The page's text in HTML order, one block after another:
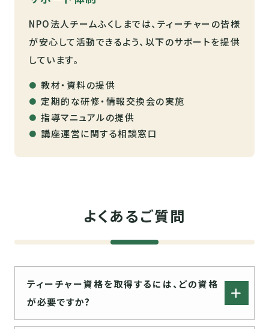
NPO法人チームふくしまでは、ティーチャーの皆様
が安心して活動できるよう、以下のサポートを提供
しています。
教材・資料の提供
定期的な研修・情報交換会の実施
指導マニュアルの提供
講座運営に関する相談窓口
よくあるご質問
ティーチャー資格を取得するには、どの資格
が必要ですか?